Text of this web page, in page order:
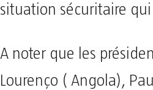
situation sécuritaire qui
A noter que les
Lourenço ( Angola),